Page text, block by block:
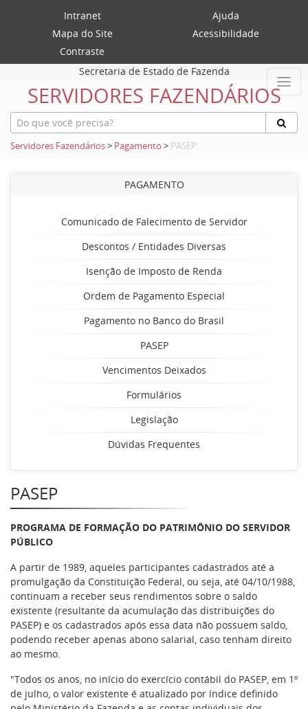
Intranet
Ajuda
Mapa do Site
Acessibilidade
Contraste
Secretaria de Estado de Fazenda
SERVIDORES FAZENDÁRIOS
Servidores Fazendários> Pagamento > PASEP
PAGAMENTO
Comunicado de Falecimento de Servidor
Descontos / Entidades Diversas
Isenção de Imposto de Renda
Ordem de Pagamento Especial
Pagamento no Banco do Brasil
PASEP
Vencimentos Deixados
Formulários
Legislação
Dúvidas Frequentes
PASEP
PROGRAMA DE FORMAÇÃO DO PATRIMÔNIO DO SERVIDOR
PÚBLICO
A partir de 1989, aqueles participantes cadastrados até a
promulgação da Constituição Federal, ou seja, até 04/10/1988,
continuam a receber seus rendimentos sobre o saldo
existente (resultante da acumulação das distribuições do
PASEP) e os cadastrados após essa data não possuem saldo,
podendo receber apenas abono salarial, caso tenham direito
ao mesmo.
"Todos os anos, no início do exercício contábil do PASEP, em 1º
de julho, o valor existente é atualizado por índice definido